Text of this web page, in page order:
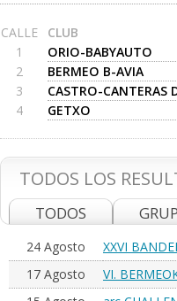
CALLE
CLUB
1
ORIO-BABYAUTO
2
BERMEO B-AVIA
3
CASTRO-CANTERAS
4
GETXO
TODOS LOS
TODOS
24 Agosto XXVI
17 Agosto
VI.